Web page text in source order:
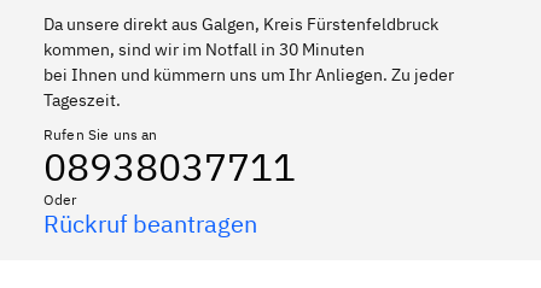
Da unsere direkt aus Galgen, Kreis Fürstenfeldbruck
kommen, sind wir im Notfall in 30 Minuten
bei Ihnen und kümmern uns um Ihr Anliegen. Zu jeder
Tageszeit.
Rufen Sie uns an
08938037711
Oder
Rückruf beantragen